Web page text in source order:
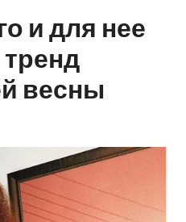
и для нее
весны